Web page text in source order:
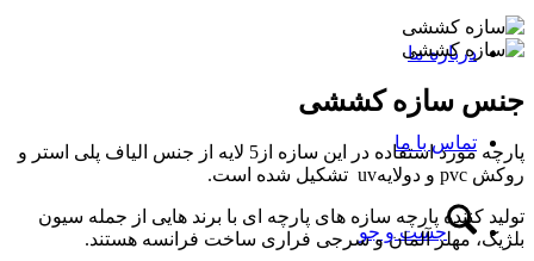
درباره ما
تماس با ما
جست و جو
جنس سازه کششی
پارچه مورد استفاده در این سازه از5 لایه از جنس الیاف پلی استر و
روکش pvc و دولایهuv تشکیل شده است.
تولید کننده پارچه سازه های پارچه ای با برند هایی از جمله سیون
بلژیک، مهلر آلمان و سرجی فراری ساخت فرانسه هستند.